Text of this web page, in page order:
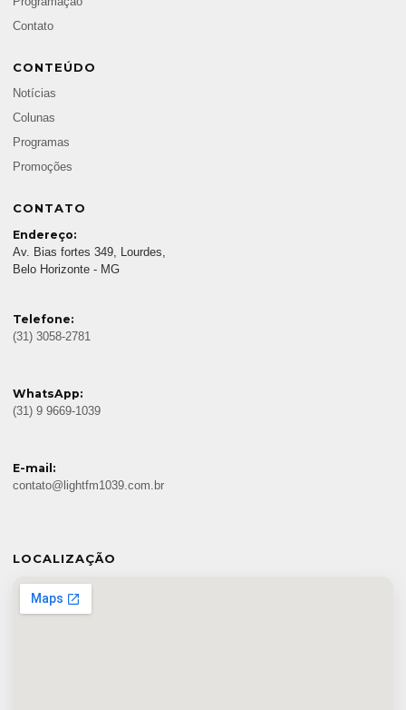
Contato
CONTEÚDO
Notícias
Colunas
Programas
Promoções
CONTATO
Endereço:
Av. Bias fortes 349, Lourdes,
Belo Horizonte - MG
Telefone:
(31) 3058-2781
WhatsApp:
(31) 9 9669-1039
E-mail:
contato@lightfm1039.com.br
LOCALIZAÇÃO